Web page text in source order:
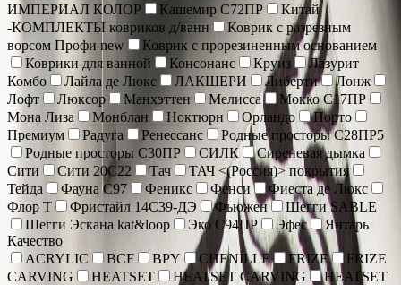
ИМПЕРИАЛ КОЛОР
Кашемир С72ПР
Китай
-КОМПЛЕКТЫ ковриков д/ванн
Коврик c разрезным
ворсом Профи new
Коврик с прорезиненным основанием
Коврики для ванной
Консонанс Круиз
Лазурит
Комбо
Лайла де Люкс ЛАКШЕРИ Либерти
Лонж
Лофт
Люксор Манхэттен Мелисса
Мокко С17ПР
Мона Лиза
Монблан Ноктюрн Орландо
Порто
Премиум
Радуга Ренессанс
Родные просторы С28ПР5
Родные просторы С30ПР
СИЛК
Сиреневая дымка
Сити
Сити 20С22 Тач
ТАЧ <(Россия)> покрытия
Тейда
Фауна С97 Феникс Фенси
Фиеста де Люкс
Флор Т
Фристайл 14С39-ДЭ Фьюжен
Шегги SABLE
Шегги Эскана kat&loop
Эко С94ПР Эфес
Янтарь
Качество
ACRYLIC
BCF BPY CHENİLLE FRIZE
FRIZE
CARVING
HEATSET HEATSET CARVING
HEATSET